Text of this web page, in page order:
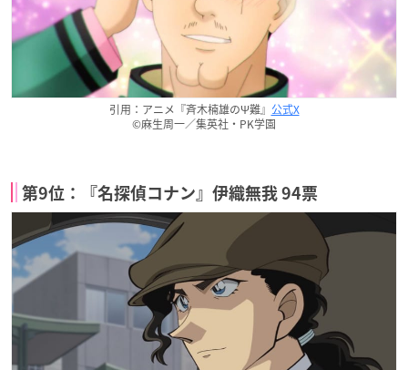
引用：アニメ『斉木楠雄のΨ難』 公式X
©麻生周一／集英社・PK学園
第9位：『名探偵コナン』伊織無我 94票